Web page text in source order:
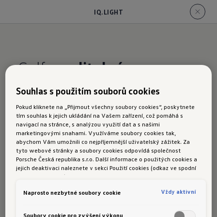
IQ.LIGHT
Golfs volitelným
systémem IQ.LIGHT
Vůbec nezáleží na tom, kde a kdy cestujete.
Naším cílem je, abyste vždy měli přehled
o situaci před vozem. Volitelné světlomety
IQ.LIGHT LED-Matrixdíky svýmvysoce
výkonným dálkovým světlůmzajistí při nočních
umožňuje jízdu s trvale zapnutými dálkovými
světly, aniž by přitom docházelo k oslňování
Souhlas s použitím souborů cookies
Pokud kliknete na „Přijmout všechny soubory cookies“, poskytnete
tím souhlas k jejich ukládání na Vašem zařízení, což pomáhá s
navigací na stránce, s analýzou využití dat a s našimi
marketingovými snahami. Využíváme soubory cookies tak,
abychom Vám umožnili co nejpříjemnější uživatelský zážitek. Za
tyto webové stránky a soubory cookies odpovídá společnost
Porsche Česká republika s.r.o. Další informace o použitých cookies a
jejich deaktivaci naleznete v sekci Použití cookies (odkaz ve spodní
části této stránky).
Naprosto nezbytné soubory cookie Vždy aktivní
Soubory cookie pro zvýšení výkonu